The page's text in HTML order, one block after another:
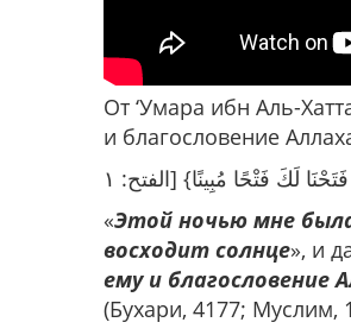
От ‘Умара ибн Аль-
и благословение
لَكَ فَتْحًا مُبِينًا} [الفتح: ١
«Этой ночью мне
восходит солнце», и
ему и благословение
(Бухари, 4177; Муслим,